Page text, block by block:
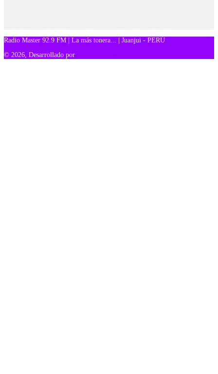
Radio Master 92.9 FM | La más tonera... | Juanjui - PERÚ
© 2026, Desarrollado por